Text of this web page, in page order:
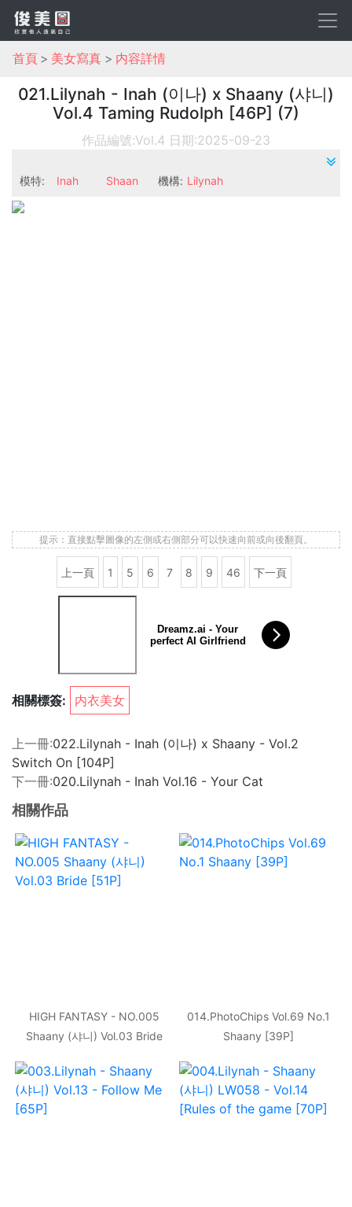
首頁 美女寫真 内容詳情
021.Lilynah - Inah (이나) x Shaany (샤니)
Vol.4 Taming Rudolph [46P] (7)
作品編號:Vol.4 日期:2025-09-23
模特: Inah Shaan 機構: Lilynah
提示：直接點擊圖像的左側或右側部分可以快速向前或向後翻頁。
上一頁 1 5 6 7 8 9 46 下一頁
Dreamz.ai - Your
perfect AI Girlfriend
相關標簽: 内衣美女
上一冊:022.Lilynah - Inah (이나) x Shaany - Vol.2
Switch On [104P]
下一冊:020.Lilynah - Inah Vol.16 - Your Cat
相關作品
HIGH FANTASY - NO.005
Shaany (샤니) Vol.03 Bride
014.PhotoChips Vol.69 No.1
Shaany [39P]